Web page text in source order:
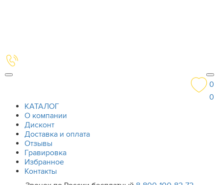
0
0
КАТАЛОГ
О компании
Дисконт
Доставка и оплата
Отзывы
Гравировка
Избранное
Контакты